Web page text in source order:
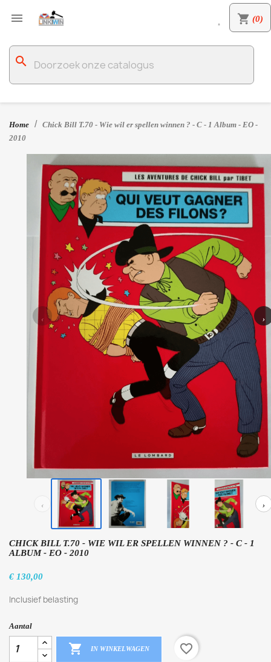
 shopping_cart (0)

search
Home
Chick Bill T.70 - Wie wil er spellen winnen ? - C - 1 Album - EO -
2010
‹ ›
‹ ›
CHICK BILL T.70 - WIE WIL ER SPELLEN WINNEN ? - C - 1
ALBUM - EO - 2010
€ 130,00
Inclusief belasting
Aantal
 IN WINKELWAGEN favorite_border